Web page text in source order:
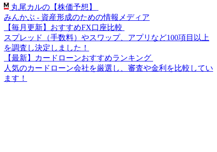
丸尾カルの【株価予想】
みんかぶ - 資産形成のための情報メディア
【毎月更新】おすすめFX口座比較
スプレッド（手数料）やスワップ、アプリなど100項目以上
を調査し決定しました！
【最新】カードローンおすすめランキング
人気のカードローン会社を厳選し、審査や金利を比較してい
ます！